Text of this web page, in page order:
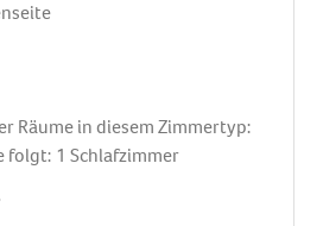
Räume in diesem Zimmertyp:
folgt: 1 Schlafzimmer